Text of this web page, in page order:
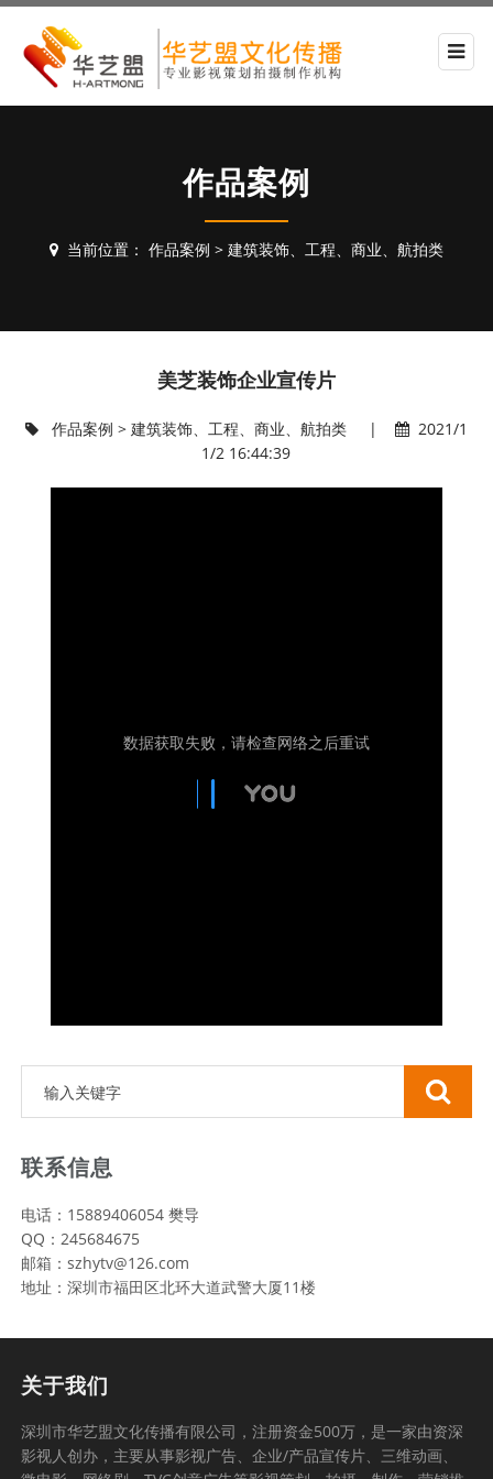
作品案例
当前位置： 作品案例 > 建筑装饰、工程、商业、航拍类
美芝装饰企业宣传片
作品案例 > 建筑装饰、工程、商业、航拍类|
2021/1
1/2 16:44:39
联系信息
电话：15889406054 樊导
QQ：245684675
邮箱：szhytv@126.com
地址：深圳市福田区北环大道武警大厦11楼
关于我们
深圳市华艺盟文化传播有限公司，注册资金500万，是一家由资深
影视人创办，主要从事影视广告、企业/产品宣传片、三维动画、